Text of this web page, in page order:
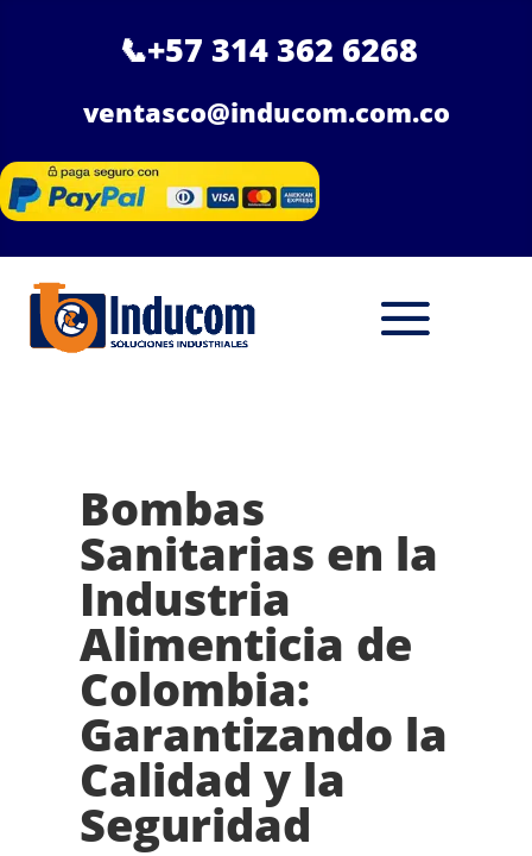
📞+57 314 362 6268
ventasco@inducom.com.co
Bombas
Sanitarias en la
Industria
Alimenticia de
Colombia:
Garantizando la
Calidad y la
Seguridad